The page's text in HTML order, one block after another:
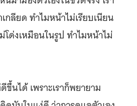
กลียด ทำไมหน้าไม่เรียบเนียน
โด่งเหมือนในรูป ทำไมหน้าไม่
นได้ เพราะเราก็พยายาม